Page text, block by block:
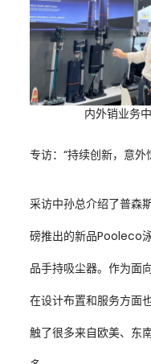
内外销业务
专访：“持续创新，意外
采访中孙总介绍了普森
磅推出的新品Pooleco
品手持吸尘器。作为面
在设计布置和服务方面
触了很多来自欧美、东